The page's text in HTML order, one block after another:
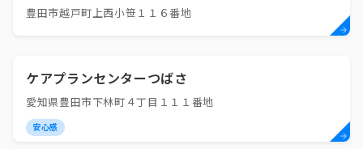
豊田市越戸町上西小笹１１６番地
ケアプランセンターつばさ
愛知県豊田市下林町４丁目１１１番地
安心感